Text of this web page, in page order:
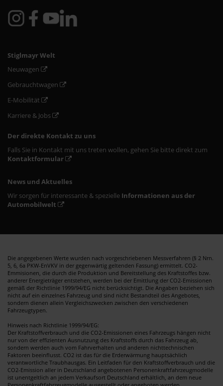
Stiglmayr Welt
Neuwagen
Gebrauchtwagen
E-Mobilität
Karriere & Jobs
Der direkte Kontakt zu uns
Falls Sie in Kontakt mit uns treten wollen, gehen Sie bitte direkt zum
Kontaktformular
News und Aktuelles
Wir sorgen für interessante & spezielle Informationen aus der
Automobilwelt
Die angegebenen Werte wurden nach vorgeschriebenen Messverfahren (§ 2 Nrn.
5, 6, 6a PKW-EnVKV in der gegenwärtig geltenden Fassung) ermittelt. CO2-
Emmisionen, die durch die Produktion und Bereitstellung des Kraftstoffes bzw.
anderer Energieträger entstehen, werden bei der Emittlung der CO2-Emissionen
gemäß der Richtlinie 1999/94/EG nicht berücksichtigt. Die Angaben beziehen sich
nicht auf ein einzelnes Fahrzeug und sind nicht Bestandteil des Angebotes,
sondern dienen allein Vergleichszwecken zwischen den verschiedenen
Fahrzeugtypen.
Hinweis nach Richtlinie 1999/94/EG:
Der Kraftstoffverbrauch und die CO2-Emissionen eines Fahrzeugs hängen nicht
nur von der effizienten Ausnutzung des Kraftstoffs durch das Fahrzeug ab,
sondern werden auch vom Fahrverhalten und anderen nichttechnischen
Faktoren beeinflusst. CO2 ist das für die Erderwärmung hauptsächlich
verantwortliche Traubhausgas. Ein Leitfaden für den Kraftstoffverbrauch und die
CO2-Emission aller in Deutschland angebotenen Personenkraftfahrzeugmodelle
ist unentgeltlich an jedem Verkaufsort Deutschland erhältlich, an dem neue